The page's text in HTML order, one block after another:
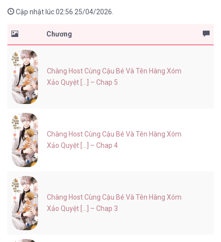
Cập nhật lúc 02:56 25/04/2026.
Chương
Chàng Host Cùng Cậu Bé Và Tên Hàng Xóm
Xảo Quyệt [...] – Chap 5
Chàng Host Cùng Cậu Bé Và Tên Hàng Xóm
Xảo Quyệt [...] – Chap 4
Chàng Host Cùng Cậu Bé Và Tên Hàng Xóm
Xảo Quyệt [...] – Chap 3